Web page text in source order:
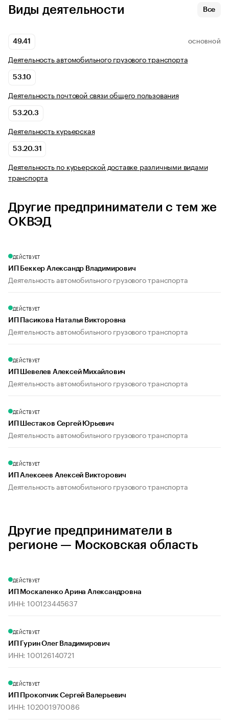
Виды деятельности Все
49.41 ОСНОВНОЙ
Деятельность автомобильного грузового транспорта
53.10
Деятельность почтовой связи общего пользования
53.20.3
Деятельность курьерская
53.20.31
Деятельность по курьерской доставке различными видами
транспорта
Другие предприниматели с тем же
ОКВЭД
ДЕЙСТВУЕТ
ИП Беккер Александр Владимирович
Деятельность автомобильного грузового транспорта
ДЕЙСТВУЕТ
ИП Пасикова Наталья Викторовна
Деятельность автомобильного грузового транспорта
ДЕЙСТВУЕТ
ИП Шевелев Алексей Михайлович
Деятельность автомобильного грузового транспорта
ДЕЙСТВУЕТ
ИП Шестаков Сергей Юрьевич
Деятельность автомобильного грузового транспорта
ДЕЙСТВУЕТ
ИП Алексеев Алексей Викторович
Деятельность автомобильного грузового транспорта
Другие предприниматели в
регионе — Московская область
ДЕЙСТВУЕТ
ИП Москаленко Арина Александровна
ИНН: 100123445637
ДЕЙСТВУЕТ
ИП Гурин Олег Владимирович
ИНН: 100126140721
ДЕЙСТВУЕТ
ИП Прокопчик Сергей Валерьевич
ИНН: 102001970086